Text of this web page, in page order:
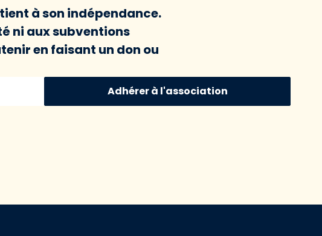
à son indépendance.
ni aux subventions
en faisant un don ou
Adhérer à l'association